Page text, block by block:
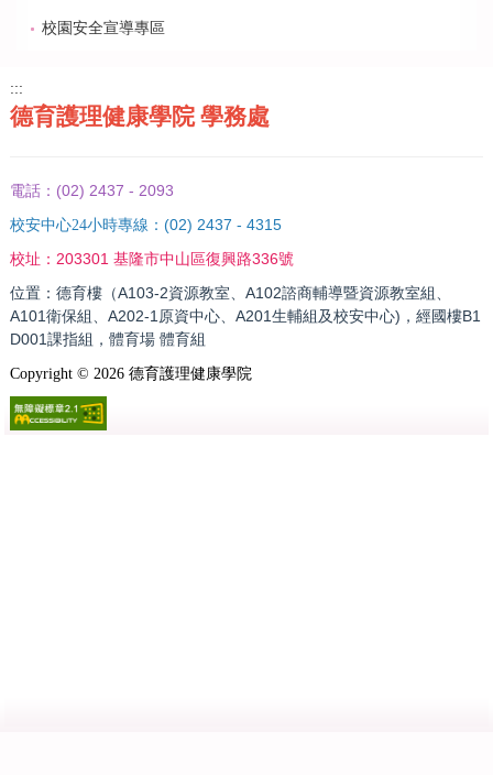
校園安全宣導專區
:::
德育護理健康學院 學務處
電話： (02) 2437 - 2093
校安中心24小時專線： (02) 2437 - 4315
校址： 203301 基隆市中山區復興路336號
位置：德育樓（A103-2資源教室、A102諮商輔導暨資源教室組、
A101衛保組、A202-1原資中心、A201生輔組及校安中心)，經國樓B1
D001課指組，體育場 體育組
Copyright © 2026德育護理健康學院